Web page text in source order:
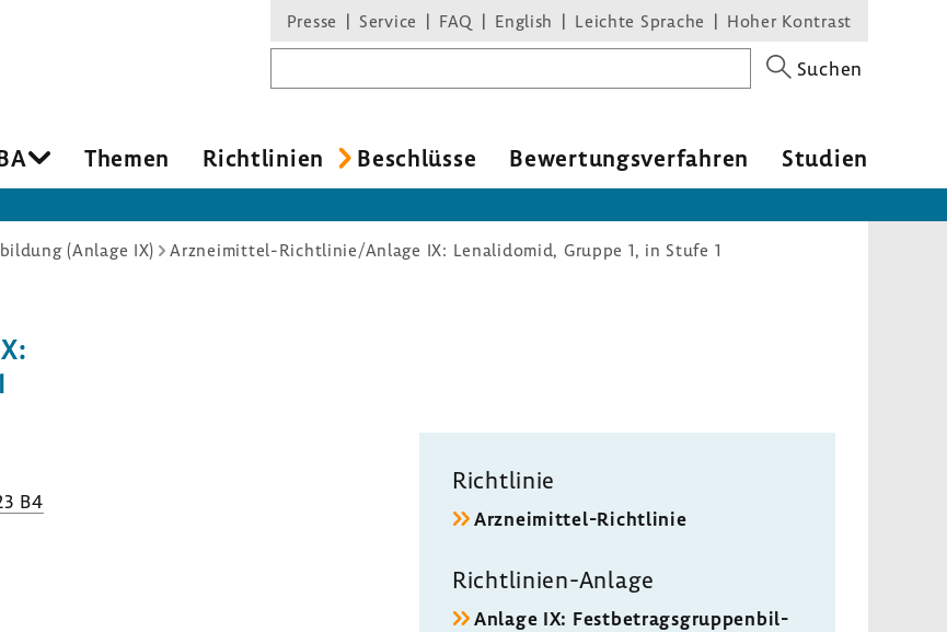
Presse Service FAQ English Leichte Sprache Hoher Kontrast
Suchen
Themen Richt­li­nien Beschlüsse Bewer­tungs­ver­fahren Studien
(Anlage IX) Arzneimittel-Richtlinie/Anlage IX: Lenalidomid, Gruppe 1, in Stufe 1
B4
Richt­linie
Arzneimittel-​Richtlinie
Richtlinien-​Anlage
Anlage IX: Fest­be­trags­grup­pen­bil­